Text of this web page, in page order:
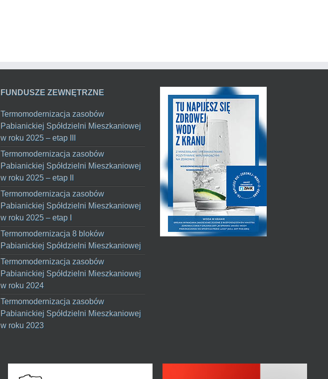
FUNDUSZE ZEWNĘTRZNE
Termomodernizacja zasobów
Pabianickiej Spółdzielni Mieszkaniowej
w roku 2025 – etap III
Termomodernizacja zasobów
Pabianickiej Spółdzielni Mieszkaniowej
w roku 2025 – etap II
Termomodernizacja zasobów
Pabianickiej Spółdzielni Mieszkaniowej
w roku 2025 – etap I
Termomodernizacja 8 bloków
Pabianickiej Spółdzielni Mieszkaniowej
Termomodernizacja zasobów
Pabianickiej Spółdzielni Mieszkaniowej
w roku 2024
Termomodernizacja zasobów
Pabianickiej Spółdzielni Mieszkaniowej
w roku 2023